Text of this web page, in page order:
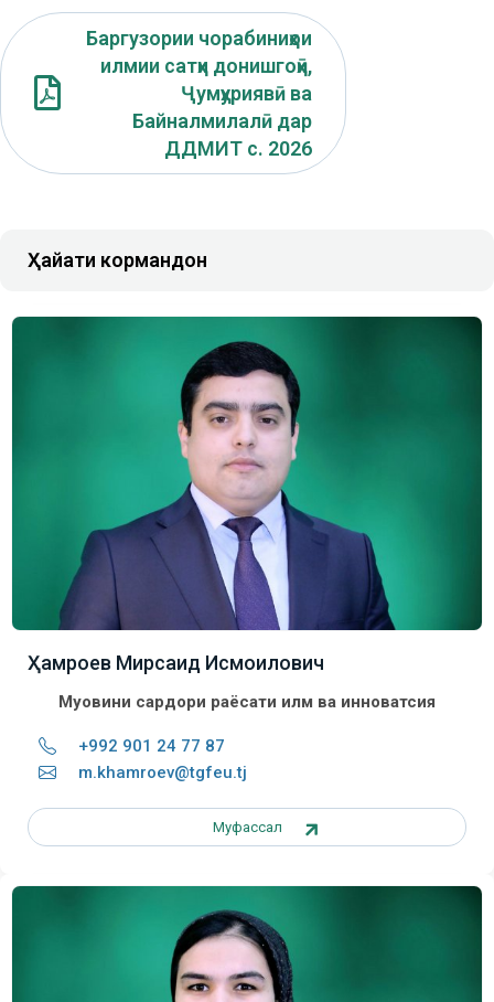
Баргузории чорабиниҳои
илмии сатҳи донишгоҳӣ,
Ҷумҳуриявӣ ва
Байналмилалӣ дар
ДДМИТ с. 2026
Ҳайати кормандон
Ҳамроев Мирсаид Исмоилович
Муовини сардори раёсати илм ва инноватсия
+992 901 24 77 87
m.khamroev@tgfeu.tj
Муфассал